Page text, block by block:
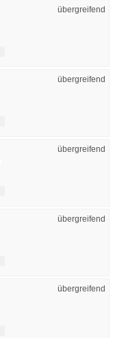
übergreifend
übergreifend
übergreifend
übergreifend
übergreifend